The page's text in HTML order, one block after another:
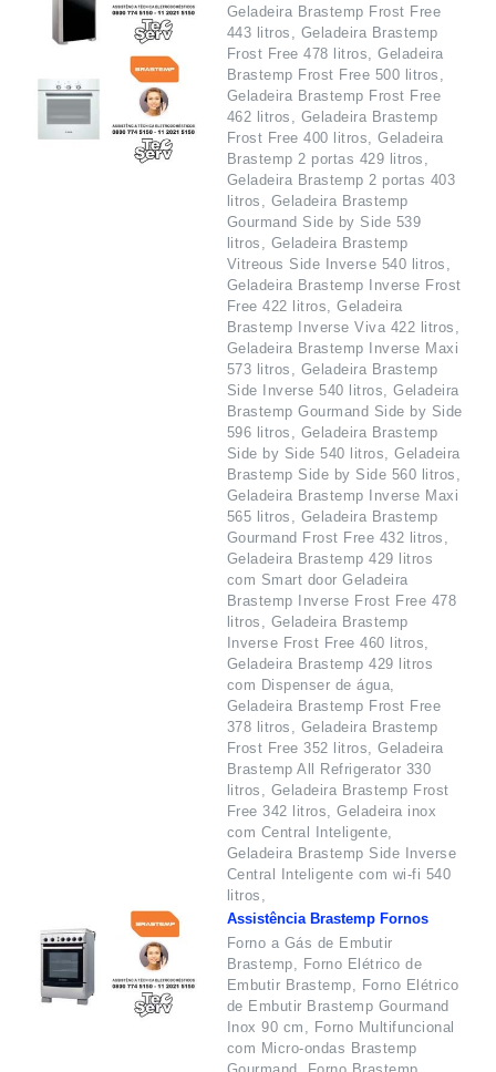
Geladeira Brastemp Frost Free
443 litros, Geladeira Brastemp
Frost Free 478 litros, Geladeira
Brastemp Frost Free 500 litros,
Geladeira Brastemp Frost Free
462 litros, Geladeira Brastemp
Frost Free 400 litros, Geladeira
Brastemp 2 portas 429 litros,
Geladeira Brastemp 2 portas 403
litros, Geladeira Brastemp
Gourmand Side by Side 539
litros, Geladeira Brastemp
Vitreous Side Inverse 540 litros,
Geladeira Brastemp Inverse Frost
Free 422 litros, Geladeira
Brastemp Inverse Viva 422 litros,
Geladeira Brastemp Inverse Maxi
573 litros, Geladeira Brastemp
Side Inverse 540 litros, Geladeira
Brastemp Gourmand Side by Side
596 litros, Geladeira Brastemp
Side by Side 540 litros, Geladeira
Brastemp Side by Side 560 litros,
Geladeira Brastemp Inverse Maxi
565 litros, Geladeira Brastemp
Gourmand Frost Free 432 litros,
Geladeira Brastemp 429 litros
com Smart door Geladeira
Brastemp Inverse Frost Free 478
litros, Geladeira Brastemp
Inverse Frost Free 460 litros,
Geladeira Brastemp 429 litros
com Dispenser de água,
Geladeira Brastemp Frost Free
378 litros, Geladeira Brastemp
Frost Free 352 litros, Geladeira
Brastemp All Refrigerator 330
litros, Geladeira Brastemp Frost
Free 342 litros, Geladeira inox
com Central Inteligente,
Geladeira Brastemp Side Inverse
Central Inteligente com wi-fi 540
litros,
Assistência Brastemp Fornos
Forno a Gás de Embutir
Brastemp, Forno Elétrico de
Embutir Brastemp, Forno Elétrico
de Embutir Brastemp Gourmand
Inox 90 cm, Forno Multifuncional
com Micro-ondas Brastemp